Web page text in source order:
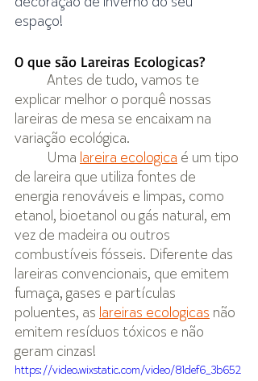
espaço!
O que são Lareiras Ecologicas?
Antes de tudo, vamos te
explicar melhor o porquê nossas
lareiras de mesa se encaixam na
variação ecológica.
	Uma
lareira ecologica é um tipo
de lareira que utiliza fontes de
energia renováveis e limpas, como
etanol, bioetanol ou gás natural, em
vez de madeira ou outros
combustíveis fósseis. Diferente das
lareiras convencionais, que emitem
fumaça, gases e partículas
poluentes, as lareiras ecologicas não
emitem resíduos tóxicos e não
geram cinzas!
https://video.wixstatic.com/video/81def6_3b652